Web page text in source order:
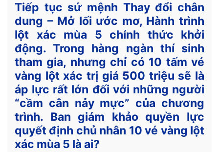
Tiếp tục sứ mệnh Thay đổi chân
dung – Mở lối ước mơ, Hành trình
lột xác mùa 5 chính thức khởi
động. Trong hàng ngàn thí sinh
tham gia, nhưng chỉ có 10 tấm vé
vàng lột xác trị giá 500 triệu sẽ là
áp lực rất lớn đối với những người
“cầm cân nảy mực” của chương
trình. Ban giám khảo quyền lực
quyết định chủ nhân 10 vé vàng lột
xác mùa 5 là ai?